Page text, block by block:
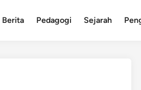
Berita Pedagogi Sejarah